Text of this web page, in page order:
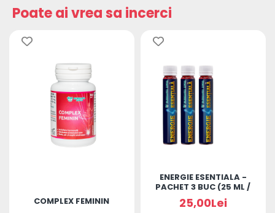
Poate ai vrea sa incerci
COMPLEX FEMININ
ENERGIE ESENTIALA -
PACHET 3 BUC (25 ML /
MONODOZA)
25,00Lei